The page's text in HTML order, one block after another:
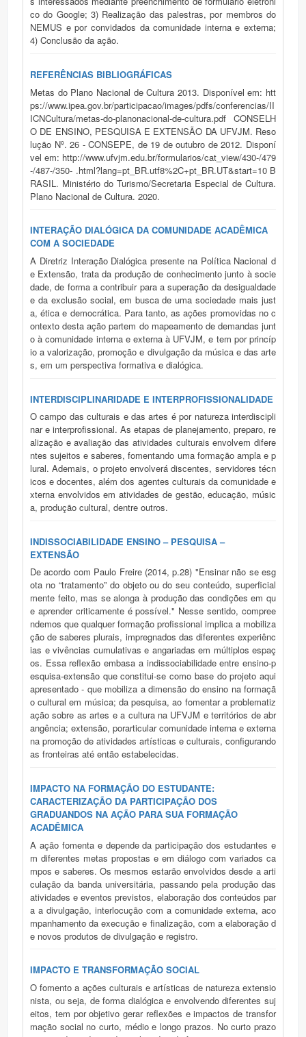
co do Google; 3) Realização das palestras, por membros do
NEMUS e por convidados da comunidade interna e externa;
4) Conclusão da ação.
REFERÊNCIAS BIBLIOGRÁFICAS
Metas do Plano Nacional de Cultura 2013. Disponível em: htt
ps://www.ipea.gov.br/participacao/images/pdfs/conferencias/II
ICNCultura/metas-do-planonacional-de-cultura.pdf CONSELH
O DE ENSINO, PESQUISA E EXTENSÃO DA UFVJM. Reso
lução Nº. 26 - CONSEPE, de 19 de outubro de 2012. Disponí
vel em: http://www.ufvjm.edu.br/formularios/cat_view/430-/479
-/487-/350- .html?lang=pt_BR.utf8%2C+pt_BR.UT&start=10 B
RASIL. Ministério do Turismo/Secretaria Especial de Cultura.
Plano Nacional de Cultura. 2020.
INTERAÇÃO DIALÓGICA DA COMUNIDADE ACADÊMICA
COM A SOCIEDADE
A Diretriz Interação Dialógica presente na Política Nacional d
e Extensão, trata da produção de conhecimento junto à socie
dade, de forma a contribuir para a superação da desigualdade
e da exclusão social, em busca de uma sociedade mais just
a, ética e democrática. Para tanto, as ações promovidas no c
ontexto desta ação partem do mapeamento de demandas junt
o à comunidade interna e externa à UFVJM, e tem por princíp
io a valorização, promoção e divulgação da música e das arte
s, em um perspectiva formativa e dialógica.
INTERDISCIPLINARIDADE E INTERPROFISSIONALIDADE
O campo das culturais e das artes é por natureza interdiscipli
nar e interprofissional. As etapas de planejamento, preparo, re
alização e avaliação das atividades culturais envolvem difere
ntes sujeitos e saberes, fomentando uma formação ampla e p
lural. Ademais, o projeto envolverá discentes, servidores técn
icos e docentes, além dos agentes culturais da comunidade e
xterna envolvidos em atividades de gestão, educação, músic
a, produção cultural, dentre outros.
INDISSOCIABILIDADE ENSINO – PESQUISA –
EXTENSÃO
De acordo com Paulo Freire (2014, p.28) "Ensinar não se esg
ota no “tratamento” do objeto ou do seu conteúdo, superficial
mente feito, mas se alonga à produção das condições em qu
e aprender criticamente é possível." Nesse sentido, compree
ndemos que qualquer formação profissional implica a mobiliza
ção de saberes plurais, impregnados das diferentes experiênc
ias e vivências cumulativas e angariadas em múltiplos espaç
os. Essa reflexão embasa a indissociabilidade entre ensino-p
esquisa-extensão que constitui-se como base do projeto aqui
apresentado - que mobiliza a dimensão do ensino na formaçã
o cultural em música; da pesquisa, ao fomentar a problematiz
ação sobre as artes e a cultura na UFVJM e territórios de abr
angência; extensão, porarticular comunidade interna e externa
na promoção de atividades artísticas e culturais, configurando
as fronteiras até então estabelecidas.
IMPACTO NA FORMAÇÃO DO ESTUDANTE:
CARACTERIZAÇÃO DA PARTICIPAÇÃO DOS
GRADUANDOS NA AÇÃO PARA SUA FORMAÇÃO
ACADÊMICA
A ação fomenta e depende da participação dos estudantes e
m diferentes metas propostas e em diálogo com variados ca
mpos e saberes. Os mesmos estarão envolvidos desde a arti
culação da banda universitária, passando pela produção das
atividades e eventos previstos, elaboração dos conteúdos par
a a divulgação, interlocução com a comunidade externa, aco
mpanhamento da execução e finalização, com a elaboração d
e novos produtos de divulgação e registro.
IMPACTO E TRANSFORMAÇÃO SOCIAL
O fomento a ações culturais e artísticas de natureza extensio
nista, ou seja, de forma dialógica e envolvendo diferentes suj
eitos, tem por objetivo gerar reflexões e impactos de transfor
mação social no curto, médio e longo prazos. No curto prazo